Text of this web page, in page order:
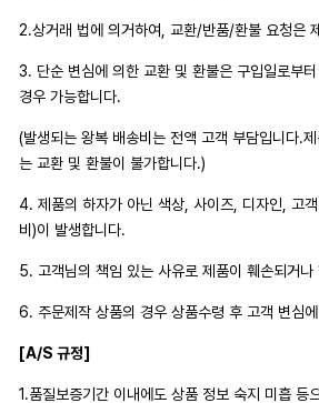
2.상거래 법에 의거하여, 교환/반품/환불 요청은
3. 단순 변심에 의한 교환 및 환불은 구입일로부
경우 가능합니다.
(발생되는 왕복 배송비는 전액 고객 부담입니다.
는 교환 및 환불이 불가합니다.)
4. 제품의 하자가 아닌 색상, 사이즈, 디자인, 고
비)이 발생합니다.
5. 고객님의 책임 있는 사유로 제품이 훼손되거
6. 주문제작 상품의 경우 상품수령 후 고객 변심
[A/S 규정]
1.품질보증기간 이내에도 상품 정보 숙지 미흡